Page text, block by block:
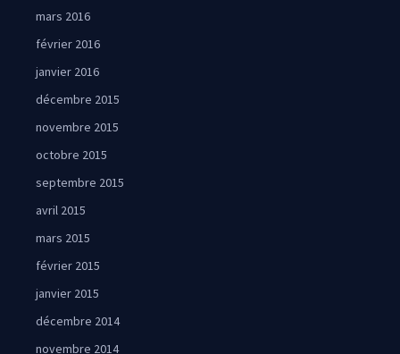
mars 2016
février 2016
janvier 2016
décembre 2015
novembre 2015
octobre 2015
septembre 2015
avril 2015
mars 2015
février 2015
janvier 2015
décembre 2014
novembre 2014